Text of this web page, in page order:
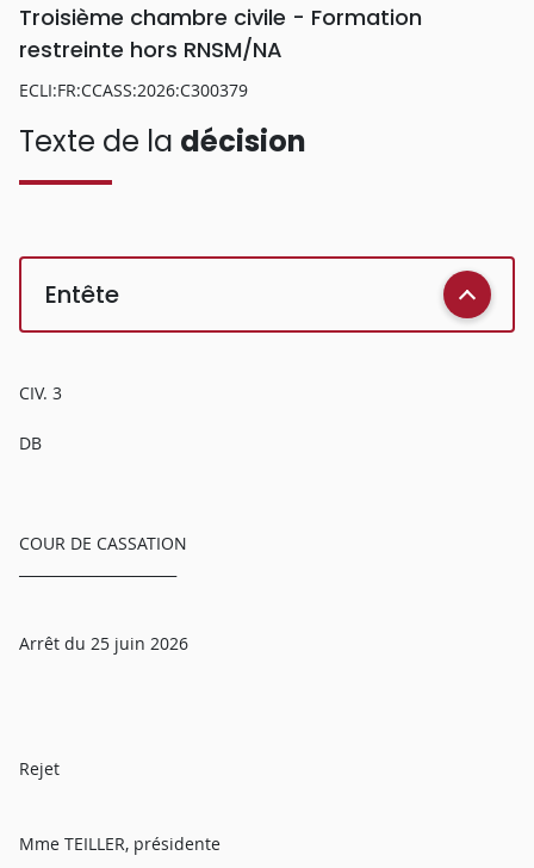
Troisième chambre civile - Formation
restreinte hors RNSM/NA
ECLI:FR:CCASS:2026:C300379
Texte de la décision
Entête
CIV. 3
DB
COUR DE CASSATION
Arrêt du 25 juin 2026
Rejet
Mme TEILLER, présidente